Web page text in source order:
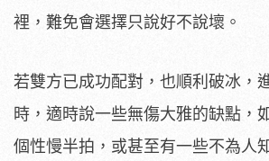
裡，難免會選擇只說好不說壞。
若雙方已成功配對，也順利破冰，
時，適時說一些無傷大雅的缺點，
個性慢半拍，或甚至有一些不為人